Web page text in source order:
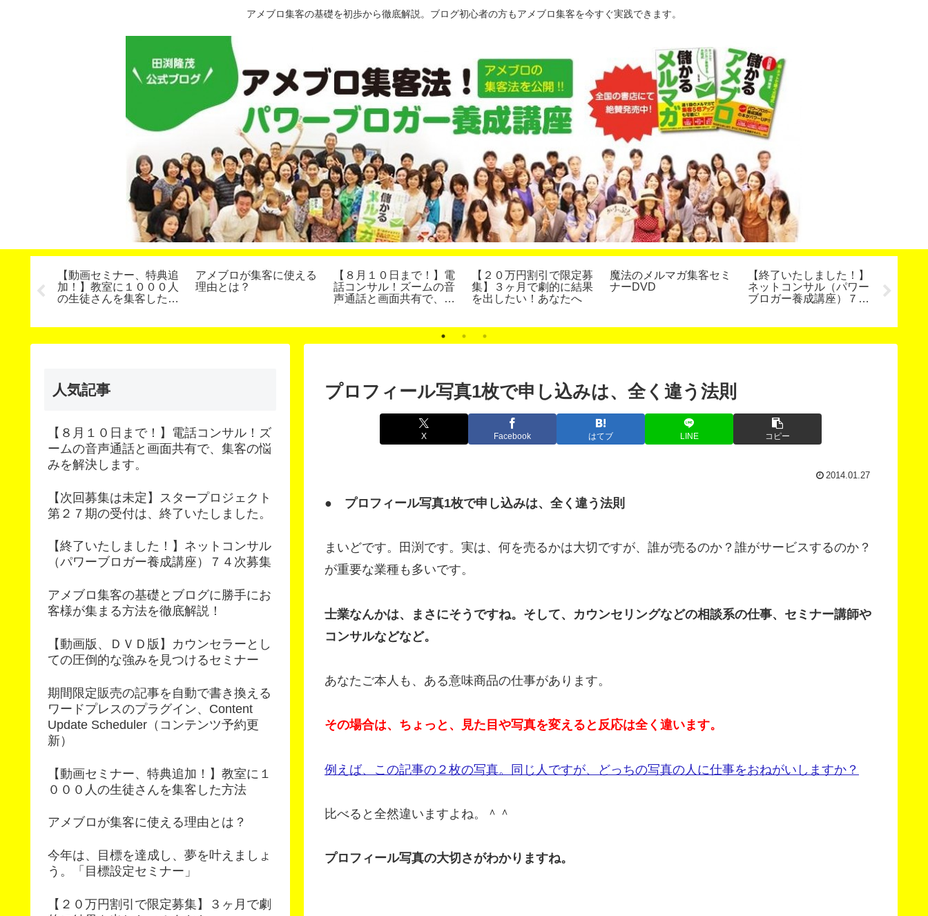
アメブロ集客の基礎を初歩から徹底解説。ブログ初心者の方もアメブロ集客を今すぐ実践できます。
、アン
【動画セミナー、特典追
加！】教室に１０００人
の生徒さんを集客した方
アメブロが集客に使える
理由とは？
【８月１０日まで！】電
話コンサル！ズームの音
声通話と画面共有で、集
【２０万円割引で限定募
集】３ヶ月で劇的に結果
を出したい！あなたへ
魔法のメルマガ集客セミ
ナーDVD
【終了いたしました！】
ネットコンサル（パワー
ブロガー養成講座）７４
にする
講師養
プロフィール写真1枚で申し込みは、全く違う法則
X Facebook はてブ LINE コピー
2014.01.27
● プロフィール写真1枚で申し込みは、全く違う法則
まいどです。田渕です。実は、何を売るかは大切ですが、誰が売るのか？誰がサービスするのか？
が重要な業種も多いです。
士業なんかは、まさにそうですね。そして、カウンセリングなどの相談系の仕事、セミナー講師や
コンサルなどなど。
あなたご本人も、ある意味商品の仕事があります。
その場合は、ちょっと、見た目や写真を変えると反応は全く違います。
例えば、この記事の２枚の写真。同じ人ですが、どっちの写真の人に仕事をおねがいしますか？
比べると全然違いますよね。＾＾
プロフィール写真の大切さがわかりますね。
人気記事
【８月１０日まで！】電話コンサル！ズ
ームの音声通話と画面共有で、集客の悩
みを解決します。
【次回募集は未定】スタープロジェクト
第２７期の受付は、終了いたしました。
【終了いたしました！】ネットコンサル
（パワーブロガー養成講座）７４次募集
アメブロ集客の基礎とブログに勝手にお
客様が集まる方法を徹底解説！
【動画版、ＤＶＤ版】カウンセラーとし
ての圧倒的な強みを見つけるセミナー
期間限定販売の記事を自動で書き換える
ワードプレスのプラグイン、Content
Update Scheduler（コンテンツ予約更
新）
【動画セミナー、特典追加！】教室に１
０００人の生徒さんを集客した方法
アメブロが集客に使える理由とは？
今年は、目標を達成し、夢を叶えましょ
う。「目標設定セミナー」
【２０万円割引で限定募集】３ヶ月で劇